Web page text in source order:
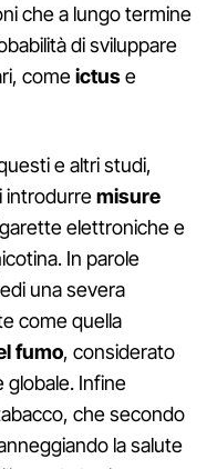
che a lungo termine
di sviluppare
comeictuse
e altri studi,
introdurremisure
elettroniche e
In parole
una severa
come quella
fumo, considerato
globale. Infine
che secondo
la salute